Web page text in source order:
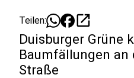
Teilen: open_in_new
Duisburger Grüne
Baumfällungen an
Straße